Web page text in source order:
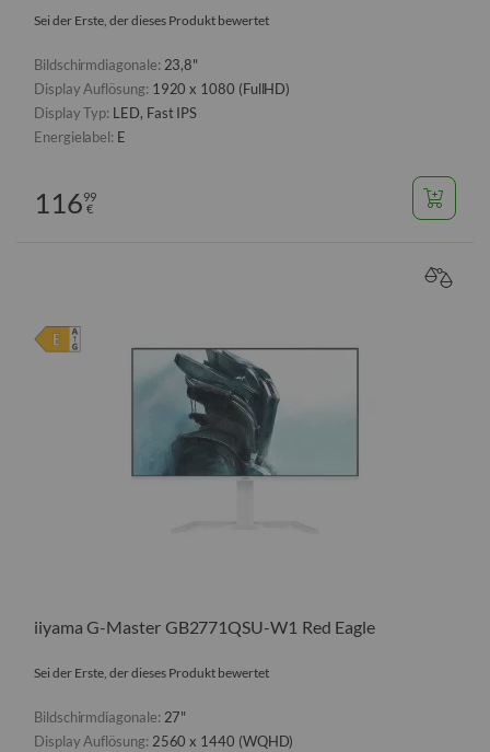
Sei der Erste, der dieses Produkt bewertet
Bildschirmdiagonale: 23,8"
Display Auflösung: 1920 x 1080 (FullHD)
Display Typ: LED, Fast IPS
Energielabel: E
11699
€
iiyama G-Master GB2771QSU-W1 Red Eagle
Sei der Erste, der dieses Produkt bewertet
Bildschirmdiagonale: 27"
Display Auflösung: 2560 x 1440 (WQHD)